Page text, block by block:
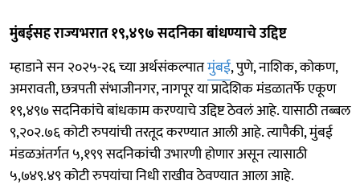
मुंबईसह राज्यभरात १९,४९७ सदनिका बांधण्याचे उद्दिष्ट
म्हाडाने सन २०२५-२६ च्या अर्थसंकल्पातमुंबई, पुणे, नाशिक, कोकण,
अमरावती, छत्रपती संभाजीनगर, नागपूर या प्रादेशिक मंडळातर्फे एकूण
१९,४९७ सदनिकांचे बांधकाम करण्याचे उद्दिष्ट ठेवलं आहे. यासाठी तब्बल
९,२०२.७६ कोटी रुपयांची तरतूद करण्यात आली आहे. त्यापैकी, मुंबई
मंडळअंतर्गत ५,१९९ सदनिकांची उभारणी होणार असून त्यासाठी
५,७४९.४९ कोटी रुपयांचा निधी राखीव ठेवण्यात आला आहे.